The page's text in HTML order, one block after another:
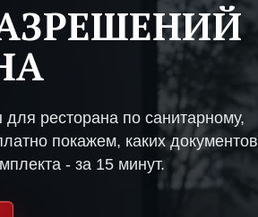
ресторана по санитарному,
покажем, каких документов
- за 15 минут.